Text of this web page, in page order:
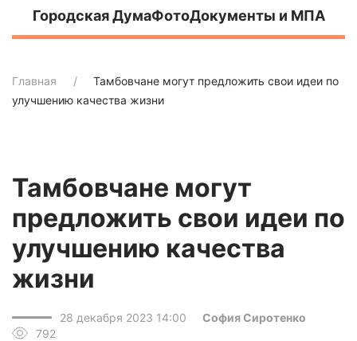
Городская ДумаФотоДокументы и МПА
Главная
Тамбовчане могут предложить свои идеи по
улучшению качества жизни
Тамбовчане могут
предложить свои идеи по
улучшению качества
жизни
28 декабря 2023 14:00
София Сиротенко
792